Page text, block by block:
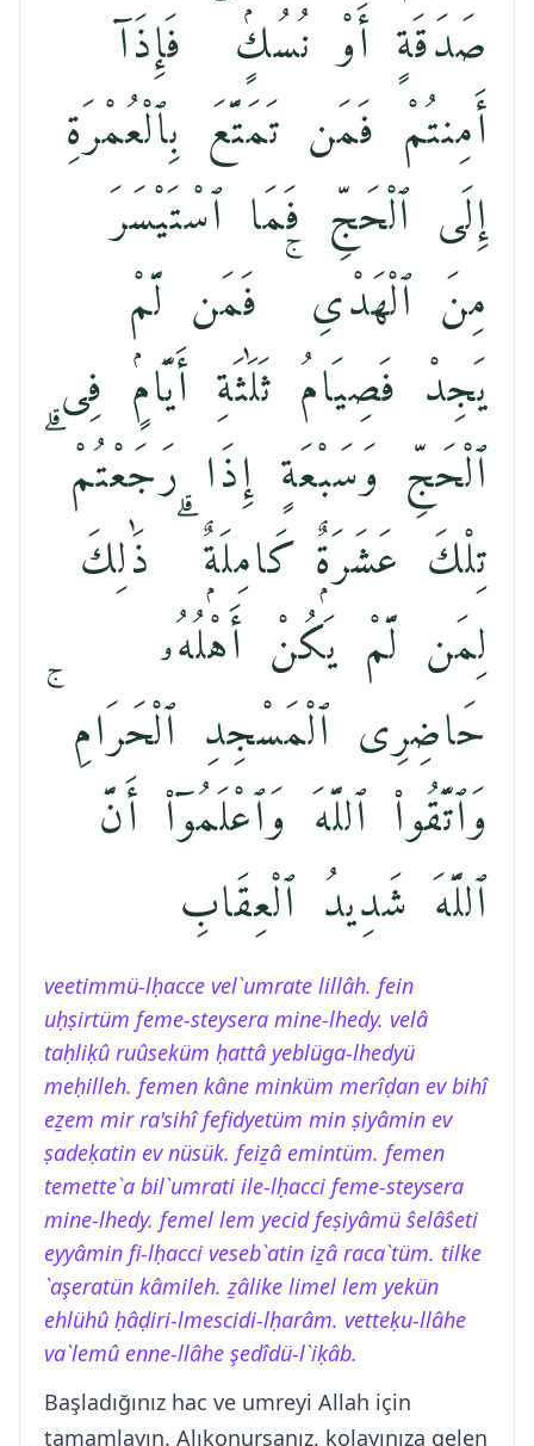
صَدَقَةٍ أَوْ نُسُكٍۢ ۚ فَإِذَآ
أَمِنتُمْ فَمَن تَمَتَّعَ بِٱلْعُمْرَةِ
إِلَى ٱلْحَجِّ فَمَا ٱسْتَيْسَرَ
مِنَ ٱلْهَدْىِ ۚ فَمَن لَّمْ
يَجِدْ فَصِيَامُ ثَلَٰثَةِ أَيَّامٍۢ فِى
ٱلْحَجِّ وَسَبْعَةٍ إِذَا رَجَعْتُمْ ۗ
تِلْكَ عَشَرَةٌۭ كَامِلَةٌۭ ۗ ذَٰلِكَ
لِمَن لَّمْ يَكُنْ أَهْلُهُۥ
حَاضِرِى ٱلْمَسْجِدِ ٱلْحَرَامِ ۚ
وَٱتَّقُوا۟ ٱللَّهَ وَٱعْلَمُوٓا۟ أَنَّ
ٱللَّهَ شَدِيدُ ٱلْعِقَابِ
veetimmü-lḥacce vel`umrate lillâh. fein
uḥṣirtüm feme-steysera mine-lhedy. velâ
taḥliḳû ruûseküm ḥattâ yeblüga-lhedyü
meḥilleh. femen kâne minküm merîḍan ev bihî
eẕem mir ra'sihî fefidyetüm min ṣiyâmin ev
ṣadeḳatin ev nüsük. feiẕâ emintüm. femen
temette`a bil`umrati ile-lḥacci feme-steysera
mine-lhedy. femel lem yecid feṣiyâmü ŝelâŝeti
eyyâmin fi-lḥacci veseb`atin iẕâ raca`tüm. tilke
`aşeratün kâmileh. ẕâlike limel lem yekün
ehlühû ḥâḍiri-lmescidi-lḥarâm. vetteḳu-llâhe
va`lemû enne-llâhe şedîdü-l`iḳâb.
Başladığınız hac ve umreyi Allah için
tamamlayın. Alıkonursanız, kolayınıza gelen